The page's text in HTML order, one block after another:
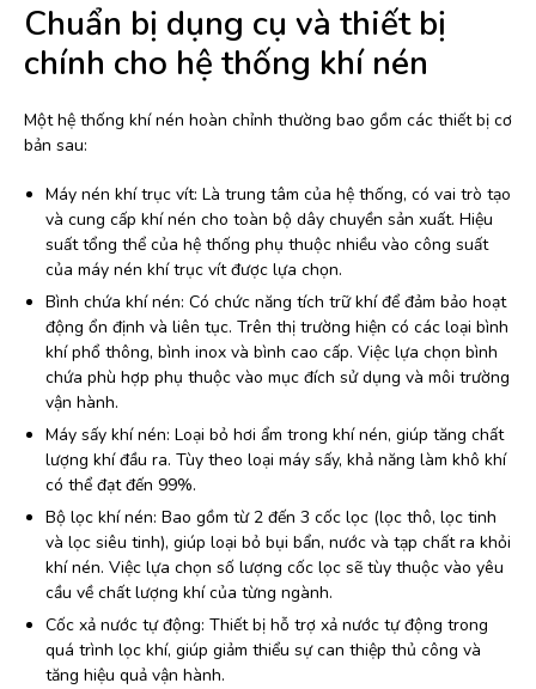
Chuẩn bị dụng cụ và thiết bị
chính cho hệ thống khí nén
Một hệ thống khí nén hoàn chỉnh thường bao gồm các thiết bị cơ
bản sau:
Máy nén khí trục vít: Là trung tâm của hệ thống, có vai trò tạo
và cung cấp khí nén cho toàn bộ dây chuyền sản xuất. Hiệu
suất tổng thể của hệ thống phụ thuộc nhiều vào công suất
của máy nén khí trục vít được lựa chọn.
Bình chứa khí nén: Có chức năng tích trữ khí để đảm bảo hoạt
động ổn định và liên tục. Trên thị trường hiện có các loại bình
khí phổ thông, bình inox và bình cao cấp. Việc lựa chọn bình
chứa phù hợp phụ thuộc vào mục đích sử dụng và môi trường
vận hành.
Máy sấy khí nén: Loại bỏ hơi ẩm trong khí nén, giúp tăng chất
lượng khí đầu ra. Tùy theo loại máy sấy, khả năng làm khô khí
có thể đạt đến 99%.
Bộ lọc khí nén: Bao gồm từ 2 đến 3 cốc lọc (lọc thô, lọc tinh
và lọc siêu tinh), giúp loại bỏ bụi bẩn, nước và tạp chất ra khỏi
khí nén. Việc lựa chọn số lượng cốc lọc sẽ tùy thuộc vào yêu
cầu về chất lượng khí của từng ngành.
Cốc xả nước tự động: Thiết bị hỗ trợ xả nước tự động trong
quá trình lọc khí, giúp giảm thiểu sự can thiệp thủ công và
tăng hiệu quả vận hành.